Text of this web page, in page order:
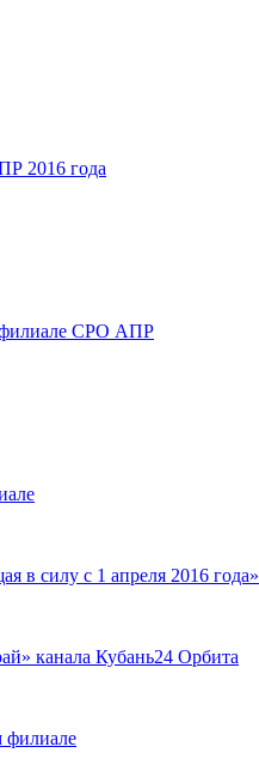
2016 года
филиале СРО АПР
в силу с 1 апреля 2016 года»
канала Кубань24 Орбита
филиале